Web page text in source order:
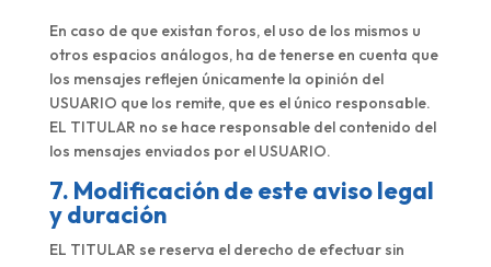
En caso de que existan foros, el uso de los mismos u
otros espacios análogos, ha de tenerse en cuenta que
los mensajes reflejen únicamente la opinión del
USUARIO que los remite, que es el único responsable.
EL TITULAR no se hace responsable del contenido del
los mensajes enviados por el USUARIO.
7. Modificación de este aviso legal
y duración
EL TITULAR se reserva el derecho de efectuar sin